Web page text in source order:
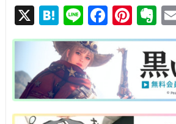
X H
at
e
n
a
Li
n
e
F
a
c
b
o
Pi
nt
er
e
st
E
v
er
n
ot
e